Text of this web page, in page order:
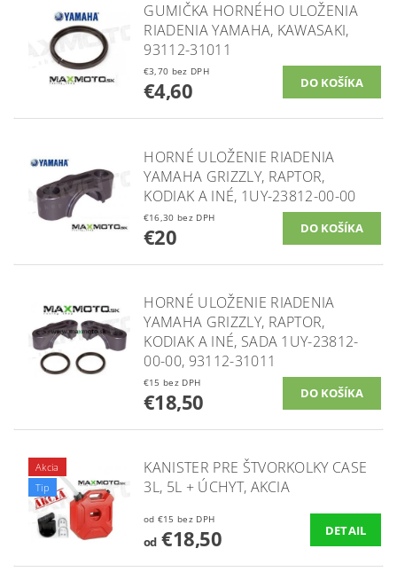
GUMIČKA HORNÉHO ULOŽENIA
RIADENIA YAMAHA, KAWASAKI,
93112-31011
€3,70 bez DPH
€4,60
HORNÉ ULOŽENIE RIADENIA
YAMAHA GRIZZLY, RAPTOR,
KODIAK A INÉ, 1UY-23812-00-00
€16,30 bez DPH
€20
HORNÉ ULOŽENIE RIADENIA
YAMAHA GRIZZLY, RAPTOR,
KODIAK A INÉ, SADA 1UY-23812-
00-00, 93112-31011
€15 bez DPH
€18,50
Akcia
Tip
KANISTER PRE ŠTVORKOLKY CASE
3L, 5L + ÚCHYT, AKCIA
od €15 bez DPH
od€18,50 DETAIL